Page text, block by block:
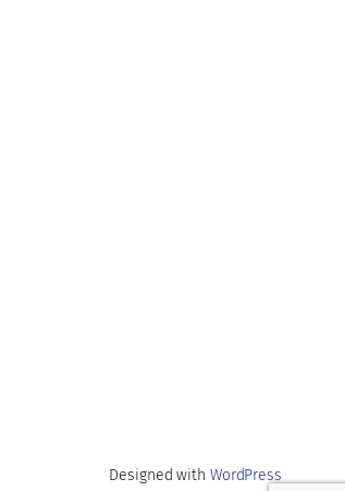
Designed with WordPress